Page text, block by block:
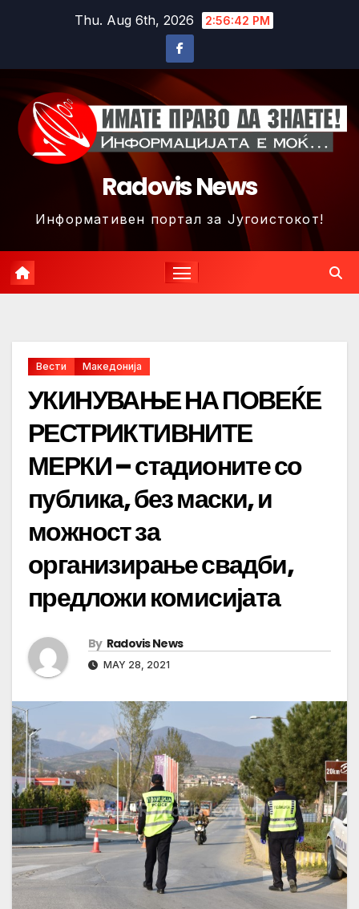
Thu. Aug 6th, 2026 2:56:45 PM
Radovis News
Информативен портал за Југоистокот!
Вести Македонија
УКИНУВАЊЕ НА ПОВЕЌЕ
РЕСТРИКТИВНИТЕ
МЕРКИ – стадионите со
публика, без маски, и
можност за
организирање свадби,
предложи комисијата
By Radovis News
MAY 28, 2021